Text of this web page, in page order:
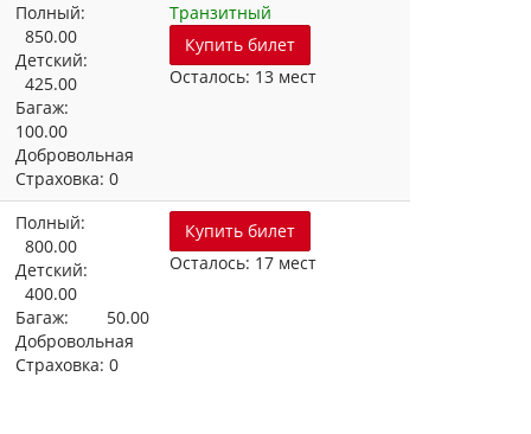
Полный:
850.00
Детский:
425.00
Багаж:
100.00
Добровольная
Страховка: 0
Транзитный
Купить билет
Осталось: 13 мест
Полный:
800.00
Детский:
400.00
Багаж: 50.00
Добровольная
Страховка: 0
Купить билет
Осталось: 17 мест